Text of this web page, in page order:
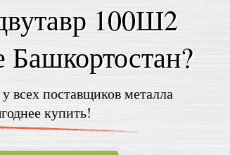
100Ш2
всех поставщиков металла
купить!